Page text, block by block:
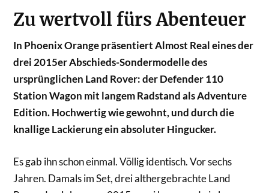
Zu wertvoll fürs Abenteuer
In Phoenix Orange präsentiert Almost Real eines der
drei 2015er Abschieds-Sondermodelle des
ursprünglichen Land Rover: der Defender 110
Station Wagon mit langem Radstand als Adventure
Edition. Hochwertig wie gewohnt, und durch die
knallige Lackierung ein absoluter Hingucker.
Es gab ihn schon einmal. Völlig identisch. Vor sechs
Jahren. Damals im Set, drei althergebrachte Land